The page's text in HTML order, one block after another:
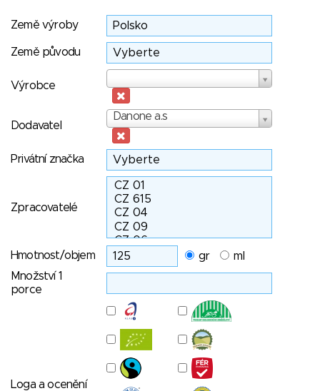
Země výroby
Země původu
Výrobce
Dodavatel
Danone a.s
Dodavatel
Privátní značka
Zpracovatelé
Hmotnost/objem gr
ml
Množství 1
porce
Loga a ocenění